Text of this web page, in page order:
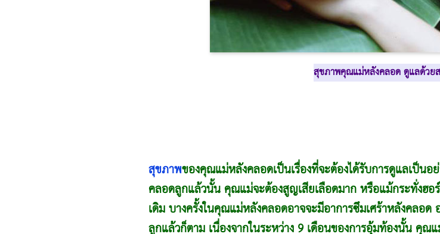
สุขภาพคุณแม่หลังคลอดดูแลด้วย
สุขภาพของคุณแม่หลังคลอดเป็นเรื่องที่จะต้องได้รับการดูแลเป็นอ
คลอดลูกแล้วนั้น คุณแม่จะต้องสูญเสียเลือดมาก หรือแม้กระทั่งฮอ
เดิม บางครั้งในคุณแม่หลังคลอดอาจจะมีอาการซึมเศร้าหลังคลอ
ลูกแล้วก็ตาม เนื่องจากในระหว่าง 9 เดือนของการอุ้มท้องนั้น คุ